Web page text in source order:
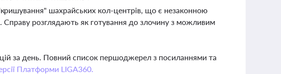
шахрайських кол-центрів, що є незаконною
Справу розглядають як готування до злочину з можливим
за день. Повний список першоджерел з посиланнями та
Платформи LIGA360.